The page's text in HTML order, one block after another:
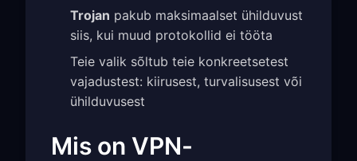
Trojan pakub maksimaalset ühilduvust
siis, kui muud protokollid ei tööta
Teie valik sõltub teie konkreetsetest
vajadustest: kiirusest, turvalisusest või
ühilduvusest
Mis on VPN-